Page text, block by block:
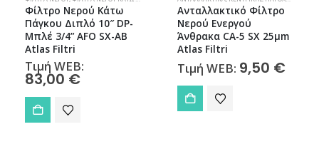
Φίλτρο Νερού Κάτω
Πάγκου Διπλό 10″ DP-
Μπλέ 3/4” AFO SX-AB
Atlas Filtri
Τιμή WEB:
83,00 €
Ανταλλακτικό Φίλτρο
Νερού Ενεργού
Άνθρακα CA-5 SX 25μm
Atlas Filtri
Τιμή WEB: 9,50 €